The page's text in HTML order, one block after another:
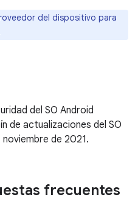
del dispositivo para
del SO Android
de actualizaciones del SO
de 2021.
frecuentes